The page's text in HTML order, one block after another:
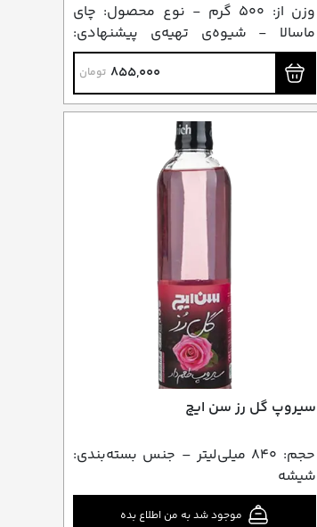
وزن از: ۵۰۰ گرم - نوع محصول: چای
ماسالا - شیوه‌ی تهیه‌ی پیشنهادی:
ترکیب با شیر
855,000 تومان
سیروپ گل رز سن ایچ
حجم: ۸۴۰ میلی‌لیتر – جنس بسته‌بندی:
شیشه
موجود شد به من اطلاع بده